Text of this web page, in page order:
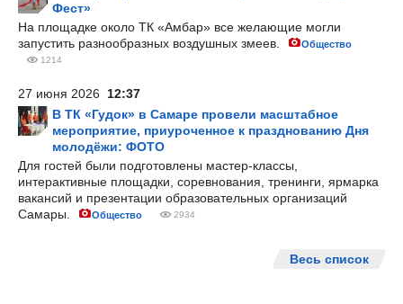
Фест»
На площадке около ТК «Амбар» все желающие могли
запустить разнообразных воздушных змеев.
Общество
1214
27 июня 2026 12:37
В ТК «Гудок» в Самаре провели масштабное
мероприятие, приуроченное к празднованию Дня
молодёжи: ФОТО
Для гостей были подготовлены мастер-классы,
интерактивные площадки, соревнования, тренинги, ярмарка
вакансий и презентации образовательных организаций
Самары.
Общество 2934
Весь список